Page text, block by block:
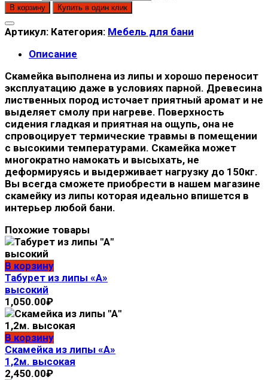
В корзину Купить в один клик
Артикул: Категория: Мебель для бани
Описание
Скамейка выполнена из липы и хорошо переносит
эксплуатацию даже в условиях парной. Древесина
лиственных пород источает приятный аромат и не
выделяет смолу при нагреве. Поверхность
сидения гладкая и приятная на ощупь, она не
спровоцирует термические травмы в помещении
с высокими температурами. Скамейка может
многократно намокать и высыхать, не
деформируясь и выдерживает нагрузку до 150кг.
Вы всегда сможете приобрести в нашем магазине
скамейку из липы которая идеально впишется в
интерьер любой бани.
Похожие товары
В корзину
Табурет из липы «А»
высокий
1,050.00₽
В корзину
Скамейка из липы «А»
1,2м. высокая
2,450.00₽